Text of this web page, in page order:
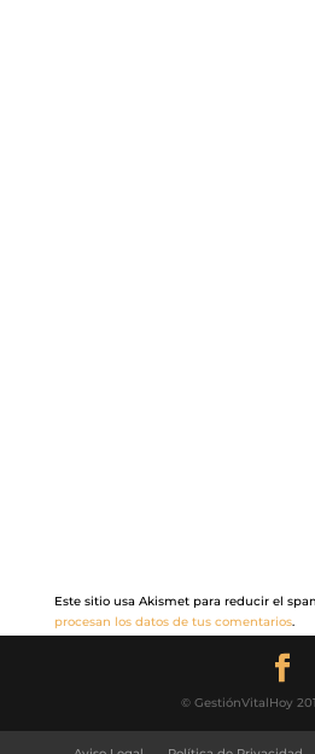
Este sitio usa Akismet para reducir el
procesan los datos de tus comentarios.
© GestiónVitalHoy